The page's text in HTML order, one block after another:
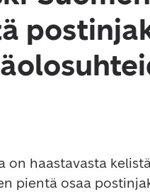
on haastavasta
pientä osaa